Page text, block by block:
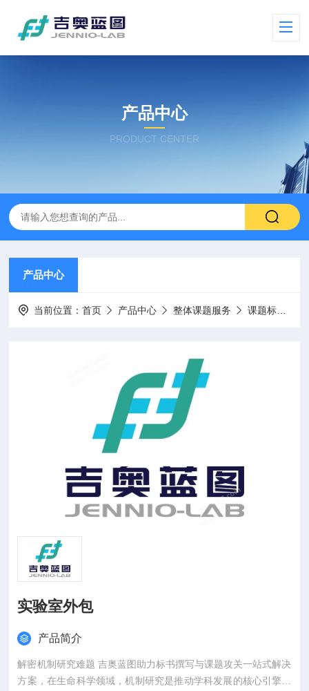
产品中心
PRODUCT CENTER
产品中心
当前位置：首页 产品中心 整体课题服务 课题标书设计项目申报
实验室外包
产品简介
解密机制研究难题 吉奥蓝图助力标书撰写与课题攻关一站式解决
方案，在生命科学领域，机制研究是推动学科发展的核心引擎。